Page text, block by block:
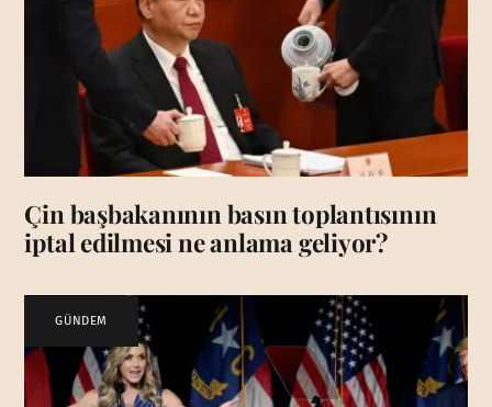
Çin başbakanının basın toplantısının
iptal edilmesi ne anlama geliyor?
GÜNDEM